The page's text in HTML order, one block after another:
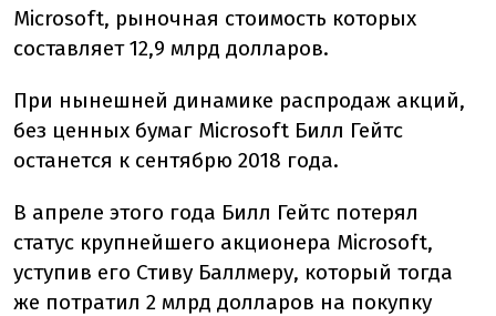
Microsoft, рыночная стоимость которых
составляет 12,9 млрд долларов.
При нынешней динамике распродаж акций,
без ценных бумаг Microsoft Билл Гейтс
останется к сентябрю 2018 года.
В апреле этого года Билл Гейтс потерял
статус крупнейшего акционера Microsoft,
уступив его Стиву Баллмеру, который тогда
же потратил 2 млрд долларов на покупку